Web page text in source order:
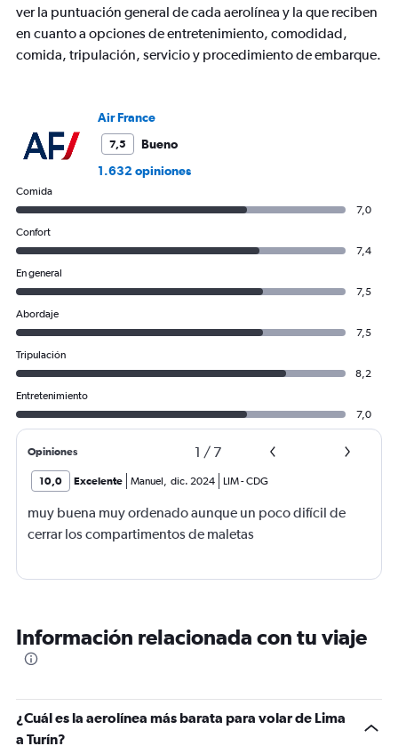
axis
displaying
values.
Range:
ver la puntuación general de cada aerolínea y la que reciben
en cuanto a opciones de entretenimiento, comodidad,
comida, tripulación, servicio y procedimiento de embarque.
Air France
7,5
Bueno
1.632 opiniones
Comida
7,0
Confort
7,4
En general
7,5
Abordaje
7,5
Tripulación
8,2
Entretenimiento
7,0
Opiniones 1 / 7
10,0 Excelente Manuel, dic. 2024 LIM-CDG
muy buena muy ordenado aunque un poco difícil de
cerrar los compartimentos de maletas
Información relacionada con tu viaje
¿Cuál es la aerolínea más barata para volar de Lima
a Turín?